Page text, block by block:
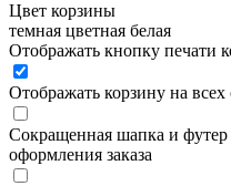
Цвет корзины
темная цветная белая
Отображать кнопку печати
Отображать корзину на всех
Сокращенная шапка и футер
оформления заказа